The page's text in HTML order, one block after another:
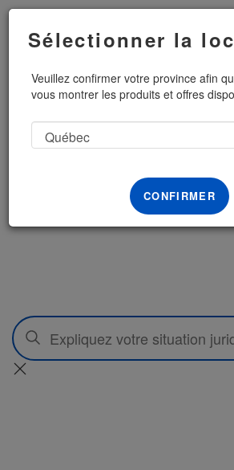
Sélectionner la
Veuillez confirmer votre province afin
vous montrer les produits et offres
CONFIRMER
Le droit
votre
amplifié.